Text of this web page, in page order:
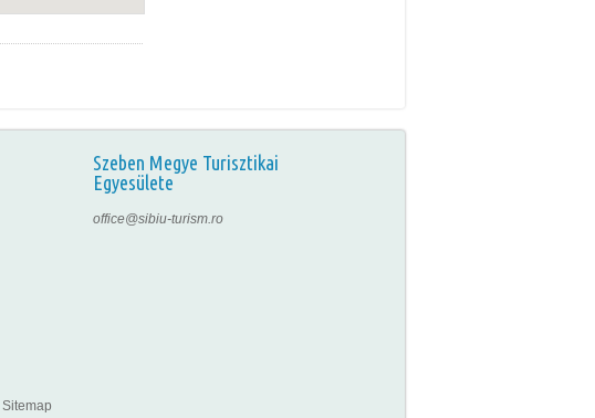
Szeben Megye Turisztikai
Egyesülete
office@sibiu-turism.ro
Sitemap